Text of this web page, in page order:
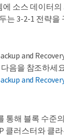
소스 데이터의
는 3-2-1 전략을
and
음을 참조하세
and
통해 블록 수준
클러스터와 클